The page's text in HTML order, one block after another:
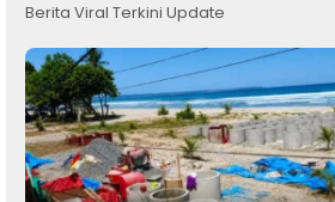
Berita Viral Terkini Update